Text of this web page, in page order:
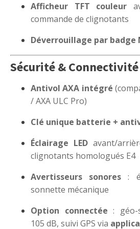
Afficheur TFT couleur
commande de clignotants
Déverrouillage par badge
Sécurité & Connectivité
Antivol AXA intégré
/ AXA ULC Pro)
Clé unique batterie +
Éclairage LEDavant/
clignotants homologués E4
Avertisseurs sonores :
sonnette mécanique
Option connectée : géo-
105 dB, suivi GPS via